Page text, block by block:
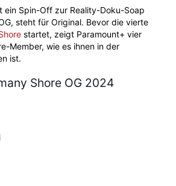
ein Spin-Off zur Reality-Doku-Soap
steht für Original. Bevor die vierte
startet, zeigt Paramount+ vier
Member, wie es ihnen in der
ist.
Shore OG 2024